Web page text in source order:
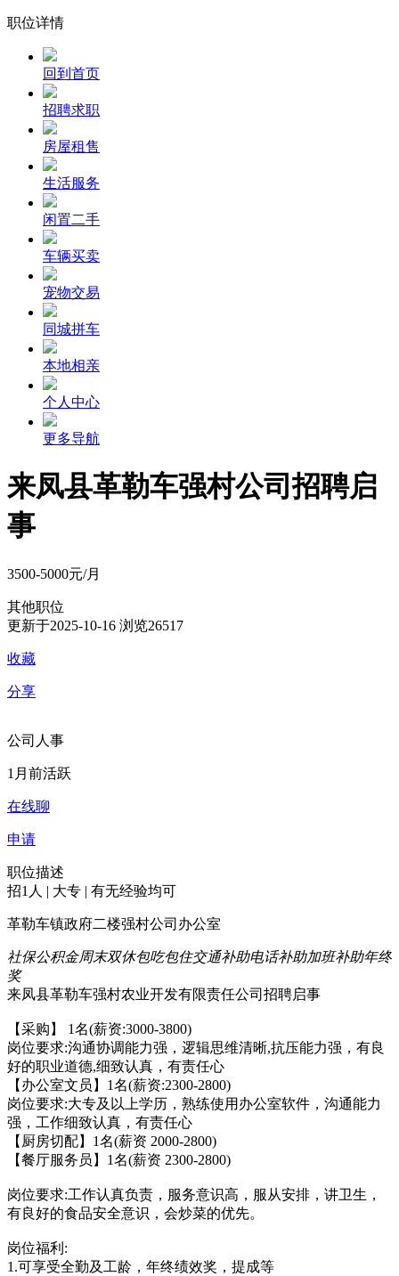
职位详情
回到首页
招聘求职
房屋租售
生活服务
闲置二手
车辆买卖
宠物交易
同城拼车
本地相亲
个人中心
更多导航
来凤县革勒车强村公司招聘启
事
3500-5000元/月
其他职位
更新于2025-10-16 浏览26517
收藏
分享
公司人事
1月前活跃
在线聊
申请
职位描述
招1人 | 大专 | 有无经验均可
革勒车镇政府二楼强村公司办公室
社保公积金周末双休包吃包住交通补助电话补助加班补助年终
奖
来凤县革勒车强村农业开发有限责任公司招聘启事
【采购】 1名(薪资:3000-3800)
岗位要求:沟通协调能力强，逻辑思维清晰,抗压能力强，有良
好的职业道德,细致认真，有责任心
【办公室文员】1名(薪资:2300-2800)
岗位要求:大专及以上学历，熟练使用办公室软件，沟通能力
强，工作细致认真，有责任心
【厨房切配】1名(薪资 2000-2800)
【餐厅服务员】1名(薪资 2300-2800)
岗位要求:工作认真负责，服务意识高，服从安排，讲卫生，
有良好的食品安全意识，会炒菜的优先。
岗位福利:
1.可享受全勤及工龄，年终绩效奖，提成等